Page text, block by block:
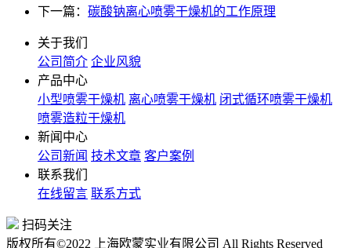
下一篇： 碳酸钠离心喷雾干燥机的工作原理
关于我们
公司简介 企业风貌
产品中心
小型喷雾干燥机 离心喷雾干燥机 闭式循环喷雾干燥机
喷雾造粒干燥机
新闻中心
公司新闻 技术文章 客户案例
联系我们
在线留言 联系方式
扫码关注
版权所有©2022 上海欧蒙实业有限公司 All Rights Reserved